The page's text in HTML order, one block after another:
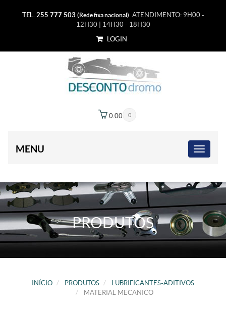
TEL. 255 777 503 (Rede fixa nacional) ATENDIMENTO: 9H00 -
12H30 | 14H30 - 18H30
LOGIN
0
0.00
MENU
PRODUTOS
INÍCIO PRODUTOS
LUBRIFICANTES-ADITIVOS
MATERIAL MECANICO